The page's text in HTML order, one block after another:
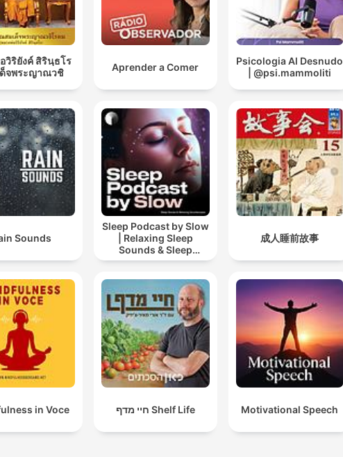
วิริยังค์ สิรินฺธโร
จพระญาณวชิ
Aprender a Comer
Psicologia Al Desnudo
| @psi.mammoliti
Sounds
Sleep Podcast by Slow
| Relaxing Sleep
Sounds & Sleep
Stories | Nature Sound
成人睡前故事
in Voce חיי מדף Shelf Life Motivational Speech